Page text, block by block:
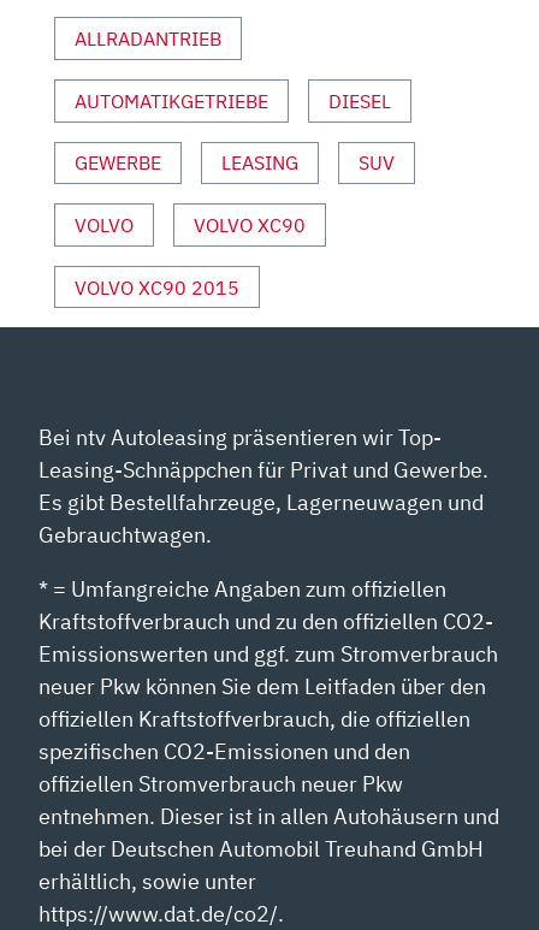
ANZEIGEN
ALLRADANTRIEB
AUTOMATIKGETRIEBE DIESEL
GEWERBE LEASING SUV
VOLVO VOLVO XC90
VOLVO XC90 2015
Bei ntv Autoleasing präsentieren wir Top-
Leasing-Schnäppchen für Privat und Gewerbe.
Es gibt Bestellfahrzeuge, Lagerneuwagen und
Gebrauchtwagen.
* = Umfangreiche Angaben zum offiziellen
Kraftstoffverbrauch und zu den offiziellen CO2-
Emissionswerten und ggf. zum Stromverbrauch
neuer Pkw können Sie dem Leitfaden über den
offiziellen Kraftstoffverbrauch, die offiziellen
spezifischen CO2-Emissionen und den
offiziellen Stromverbrauch neuer Pkw
entnehmen. Dieser ist in allen Autohäusern und
bei der Deutschen Automobil Treuhand GmbH
erhältlich, sowie unter
https://www.dat.de/co2/.